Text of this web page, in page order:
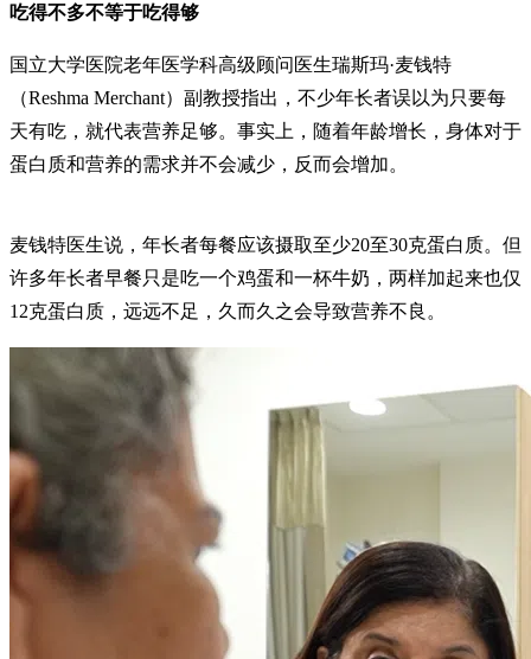
吃得不多不等于吃得够
国立大学医院老年医学科高级顾问医生瑞斯玛·麦钱特
（Reshma Merchant）副教授指出，不少年长者误以为只要每
天有吃，就代表营养足够。事实上，随着年龄增长，身体对于
蛋白质和营养的需求并不会减少，反而会增加。
麦钱特医生说，年长者每餐应该摄取至少20至30克蛋白质。但
许多年长者早餐只是吃一个鸡蛋和一杯牛奶，两样加起来也仅
12克蛋白质，远远不足，久而久之会导致营养不良。